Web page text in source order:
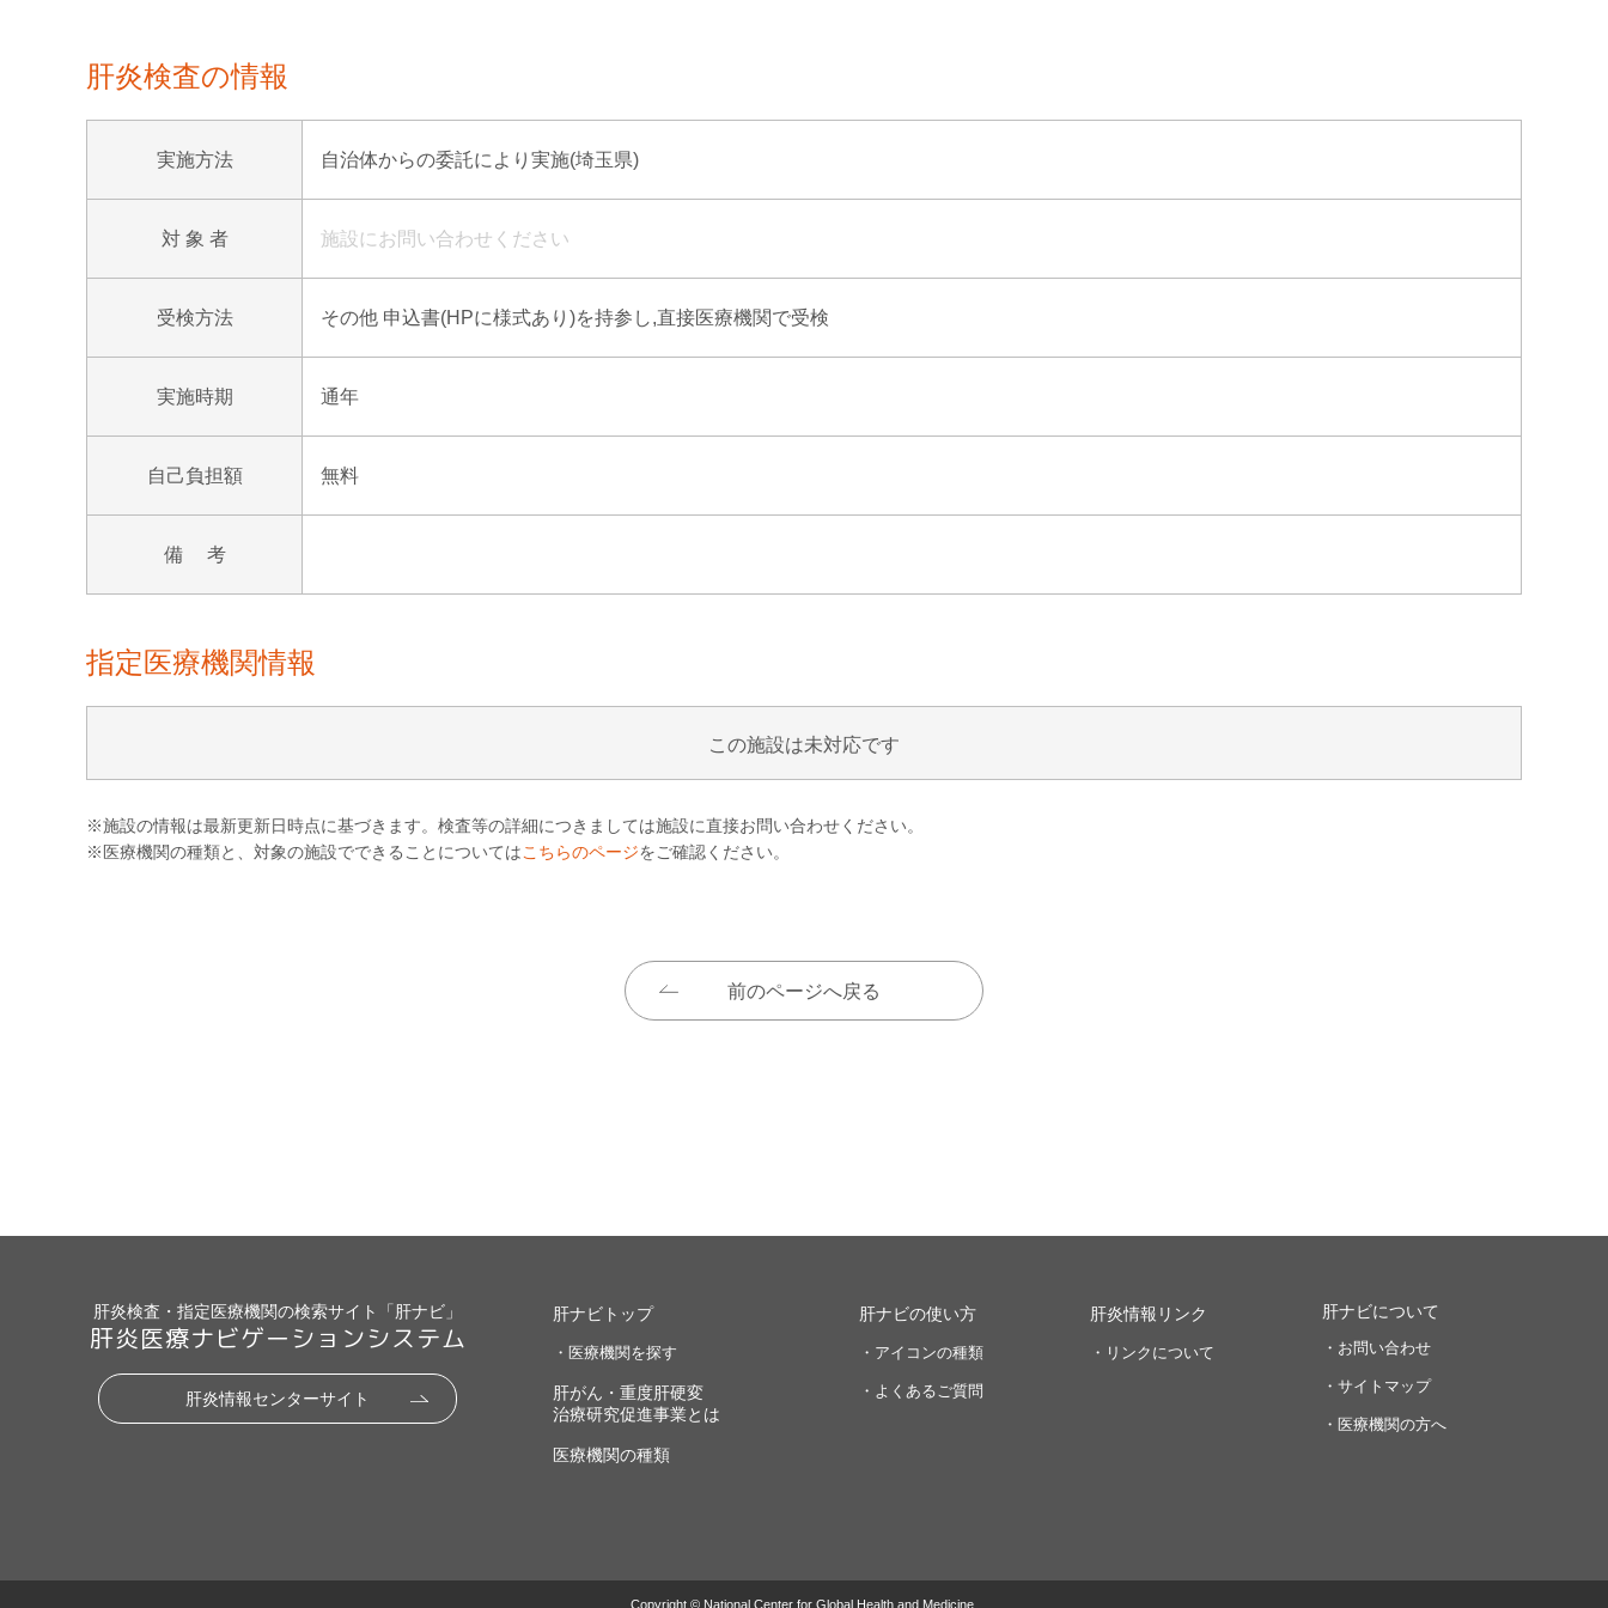
肝炎検査の情報
実施方法 自治体からの委託により実施(埼玉県)
対 象 者 施設にお問い合わせください
受検方法 その他 申込書(HPに様式あり)を持参し,直接医療機関で受検
実施時期 通年
自己負担額 無料
備 考
指定医療機関情報
この施設は未対応です
※施設の情報は最新更新日時点に基づきます。検査等の詳細につきましては施設に直接お問い合わせください。
※医療機関の種類と、対象の施設でできることについてはこちらのページをご確認ください。
前のページへ戻る
肝炎検査・指定医療機関の検索サイト「肝ナビ」
肝炎医療ナビゲーションシステム
肝炎情報センターサイト
肝ナビトップ
・医療機関を探す
肝がん・重度肝硬変
治療研究促進事業とは
医療機関の種類
肝ナビの使い方
・アイコンの種類
・よくあるご質問
肝炎情報リンク
・リンクについて
肝ナビについて
・お問い合わせ
・サイトマップ
・医療機関の方へ
Copyright © National Center for Global Health and Medicine.